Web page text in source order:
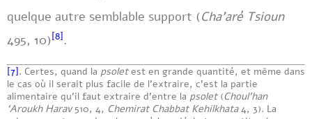
quelque autre semblable support (Cha’aré Tsioun
495, 10) [8] .
[7]. Certes, quand la psoletest en grande quantité, et même dans
le cas où il serait plus facile de l’extraire, c’est la partie
alimentaire qu’il faut extraire d’entre la psolet(Choul’han
‘Aroukh Harav510, 4, Chemirat Chabbat Kehilkhata4, 3). La